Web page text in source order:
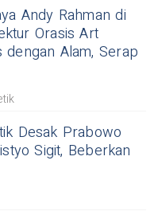
Andy Rahman di
Orasis Art
dengan Alam, Serap
Desak Prabowo
Sigit, Beberkan